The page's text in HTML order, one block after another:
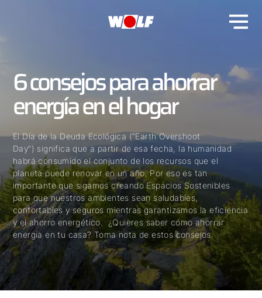
6 consejos para ahorrar
energía en el hogar
El Día de la Deuda Ecológica (“Earth Overshoot
Day”) significa que a partir de esa fecha, la humanidad
habrá consumido el conjunto de los recursos que el
planeta puede renovar en un año. Por eso es tan
importante que sigamos creando Espacios Sostenibles
para que nuestros ambientes sean saludables,
confortables y seguros mientras garantizamos la eficiencia
y el ahorro energético. ¿Quieres saber cómo ahorrar
energía en tu casa? Toma nota de estos consejos.